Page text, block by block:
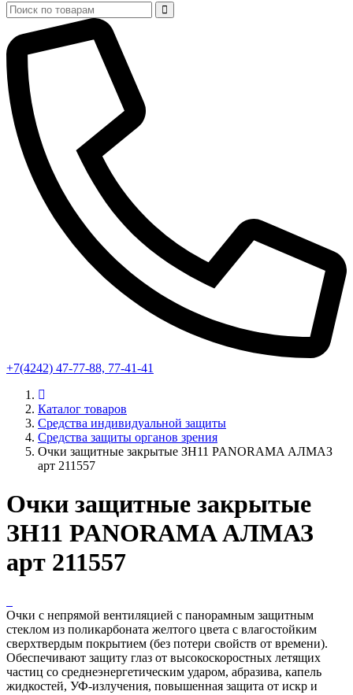
+7(4242) 47-77-88, 77-41-41
Каталог товаров
Средства индивидуальной защиты
Средства защиты органов зрения
Очки защитные закрытые ЗН11 PANORAMA АЛМАЗ
арт 211557
Очки защитные закрытые
ЗН11 PANORAMA АЛМАЗ
арт 211557
Очки с непрямой вентиляцией с панорамным защитным
стеклом из поликарбоната желтого цвета с влагостойким
сверхтвердым покрытием (без потери свойств от времени).
Обеспечивают защиту глаз от высокоскоростных летящих
частиц со среднеэнергетическим ударом, абразива, капель
жидкостей, УФ-излучения, повышенная защита от искр и